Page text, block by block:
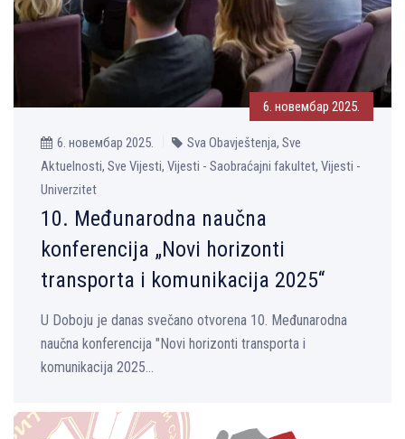
6. новембар 2025.
6. новембар 2025.
Sva Obavještenja, Sve
Aktuelnosti, Sve Vijesti, Vijesti - Saobraćajni fakultet, Vijesti -
Univerzitet
10. Međunarodna naučna
konferencija „Novi horizonti
transporta i komunikacija 2025“
U Doboju je danas svečano otvorena 10. Međunarodna
naučna konferencija "Novi horizonti transporta i
komunikacija 2025...